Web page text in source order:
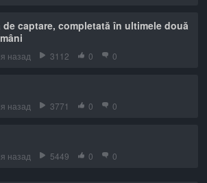
de captare, completată în ultimele două
назад 3112 0 0
назад 3771 0 0
назад 5449 0 0